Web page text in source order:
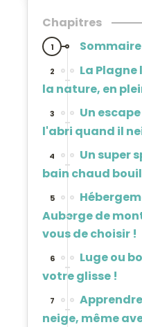
Chapitres
1 Sommaire
2
La
la nature, en
3
Un
l'abri quand il
4
Un super
bain chaud
5
Auberge de
vous de choisir !
6
Luge ou
votre glisse !
7
neige, même